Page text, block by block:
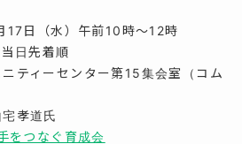
17日（水）午前10時～12時
日先着順
ティーセンター第15集会室（コム
孝道氏
をつなぐ育成会